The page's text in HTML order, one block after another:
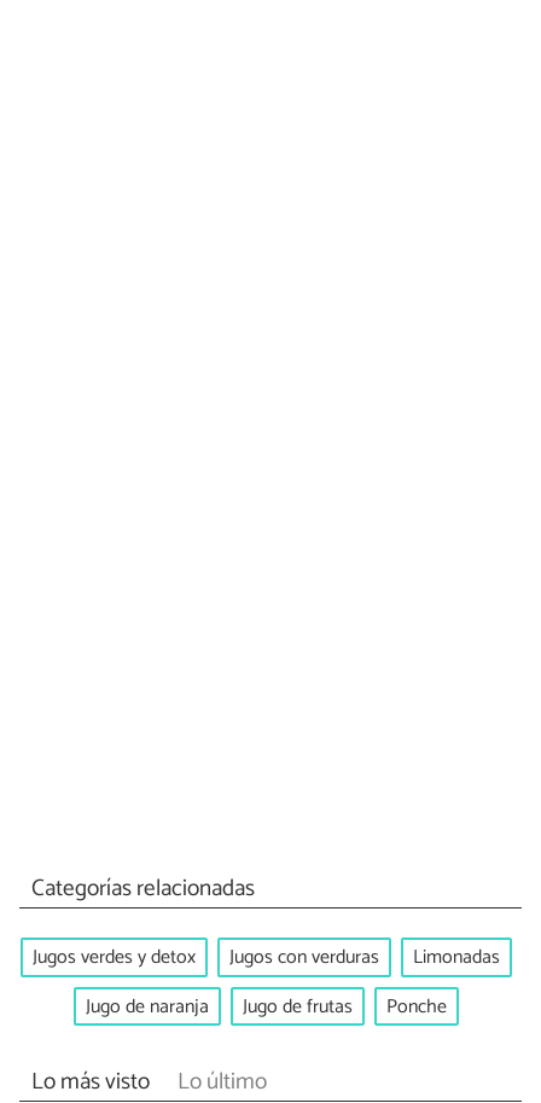
Categorías relacionadas
Jugos verdes y detox Jugos con verduras
Limonadas
Jugo de naranja
Jugo de frutas Ponche
Lo más visto Lo último